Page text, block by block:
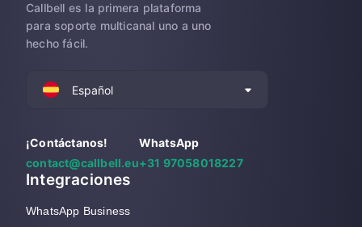
Callbell es la primera plataforma
para soporte multicanal uno a uno
hecho fácil.
Español
¡Contáctanos!
contact@callbell.eu
WhatsApp
+31 97058018227
Integraciones
WhatsApp Business